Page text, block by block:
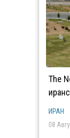
The
ИРАН
08